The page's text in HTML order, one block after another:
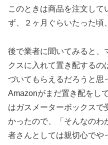
このときは商品を注文し
ず、２ヶ月ぐらいたった頃
後で業者に聞いてみると、
クスに入れて置き配する
づいてもらえるだろうと思
Amazonがまだ置き配をし
はガスメーターボックスで
かったので、「そんなのわ
者さんとしては親切心でや